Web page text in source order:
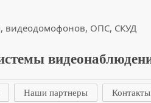
видеодомофонов, ОПС, СКУД
Наши партнеры Контакты